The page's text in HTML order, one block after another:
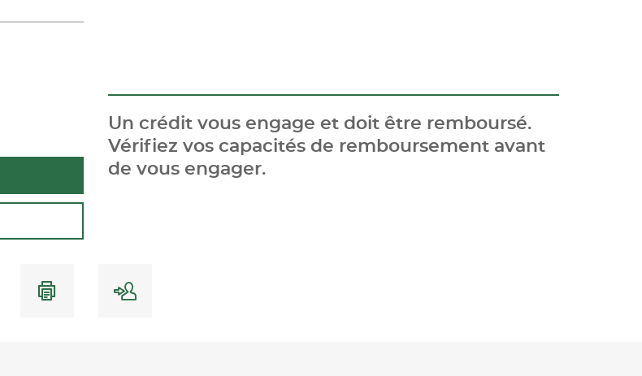
Un crédit vous engage et doit être remboursé.
Vérifiez vos capacités de remboursement avant
de vous engager.